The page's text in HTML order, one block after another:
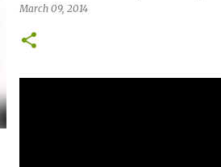
March 09, 2014